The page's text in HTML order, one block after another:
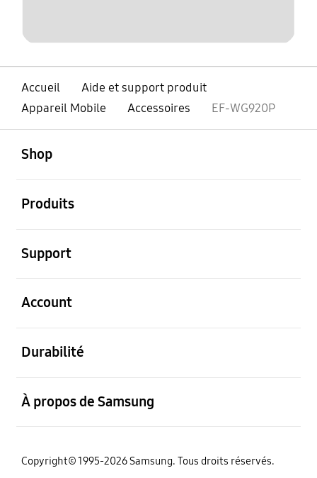
Accueil
Aide et support produit
Appareil Mobile
Accessoires EF-WG920P
Shop
Produits
Support
Account
Durabilité
À propos de Samsung
Copyright© 1995-2026 Samsung. Tous droits réservés.